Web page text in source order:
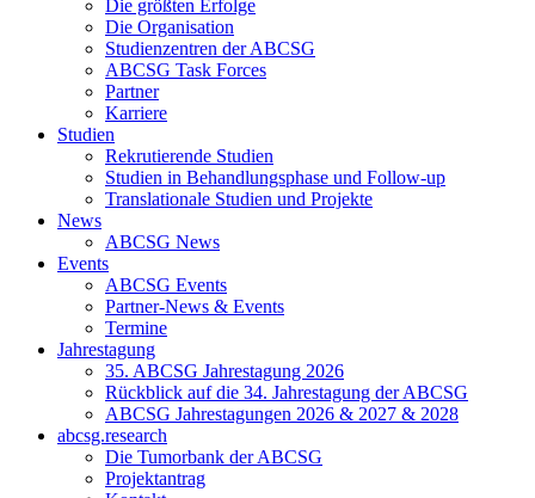
Die größten Erfolge
Die Organisation
Studienzentren der ABCSG
ABCSG Task Forces
Partner
Karriere
Studien
Rekrutierende Studien
Studien in Behandlungsphase und Follow-up
Translationale Studien und Projekte
News
ABCSG News
Events
ABCSG Events
Partner-News & Events
Termine
Jahrestagung
35. ABCSG Jahrestagung 2026
Rückblick auf die 34. Jahrestagung der ABCSG
ABCSG Jahrestagungen 2026 & 2027 & 2028
abcsg.research
Die Tumorbank der ABCSG
Projektantrag